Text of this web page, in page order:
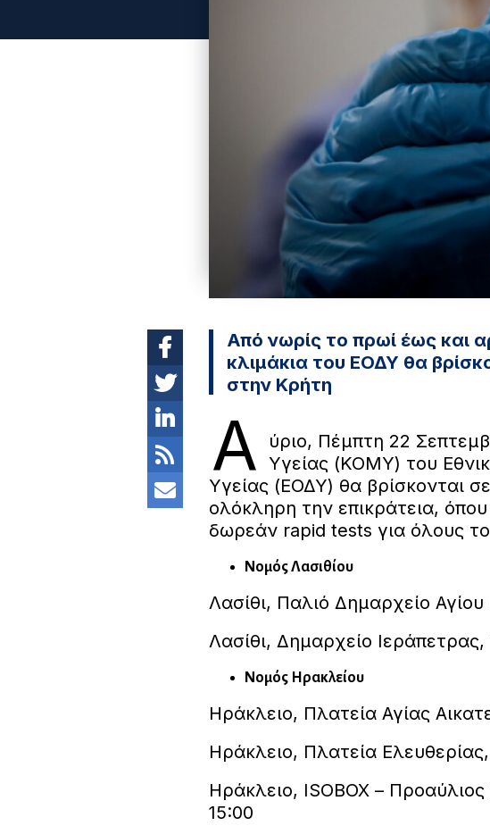
Από νωρίς το πρωί έως και
κλιμάκια του ΕΟΔΥ θα
στην Κρήτη
Α
ύριο, Πέμπτη 22
Υγείας (ΚΟΜΥ) του
Υγείας (ΕΟΔΥ) θα βρίσκονται
ολόκληρη την επικράτεια,
δωρεάν rapid tests για όλους
Νομός Λασιθίου
Λασίθι, Παλιό Δημαρχείο
Λασίθι, Δημαρχείο Ιεράπετρας,
Νομός Ηρακλείου
Ηράκλειο, Πλατεία Αγίας
Ηράκλειο, Πλατεία
Ηράκλειο, ISOBOX –
15:00